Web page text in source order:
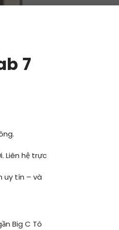
7
Liên hệ trực
uy tín – và
Big C Tô